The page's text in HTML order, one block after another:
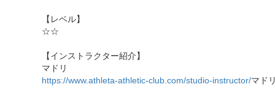
【レベル】
☆☆
【インストラクター紹介】
マドリ
https://www.athleta-athletic-club.com/studio-instructor/マド